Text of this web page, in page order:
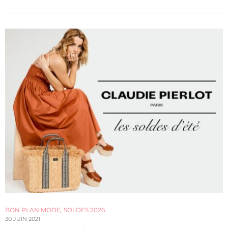
BON PLAN MODE, SOLDES 2026
30 JUIN 2021